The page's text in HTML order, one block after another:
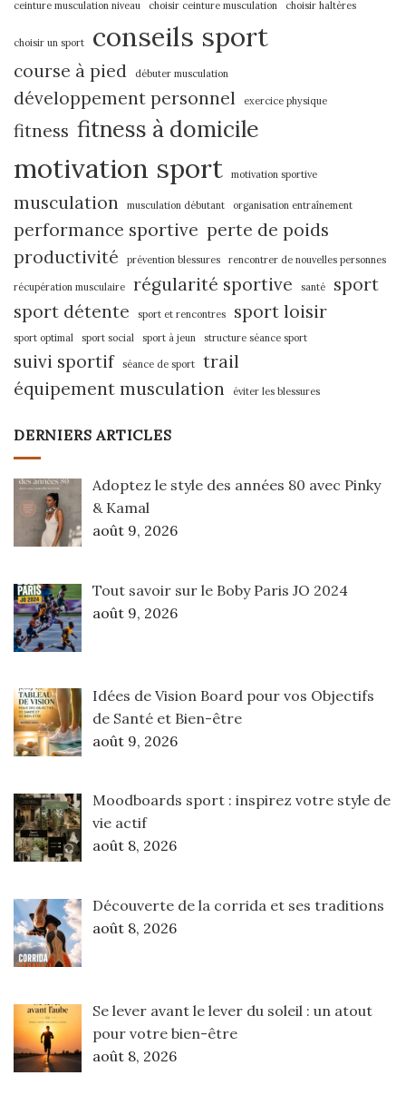
ceinture musculation niveau choisir ceinture musculation choisir haltères
choisir un sport conseils sport
course à pied débuter musculation
développement personnel exercice physique
fitness fitness à domicile
motivation sport motivation sportive
musculation musculation débutant organisation entraînement
performance sportive perte de poids
productivité
prévention blessures rencontrer de nouvelles personnes
récupération musculaire régularité sportive santé
sport
sport détente
sport et rencontres sport loisir
sport optimal sport social sport à jeun structure séance sport
suivi sportif séance de sport
trail
équipement musculation
éviter les blessures
DERNIERS ARTICLES
Adoptez le style des années 80 avec Pinky
& Kamal
août 9, 2026
Tout savoir sur le Boby Paris JO 2024
août 9, 2026
Idées de Vision Board pour vos Objectifs
de Santé et Bien-être
août 9, 2026
Moodboards sport : inspirez votre style de
vie actif
août 8, 2026
Découverte de la corrida et ses traditions
août 8, 2026
Se lever avant le lever du soleil : un atout
pour votre bien-être
août 8, 2026